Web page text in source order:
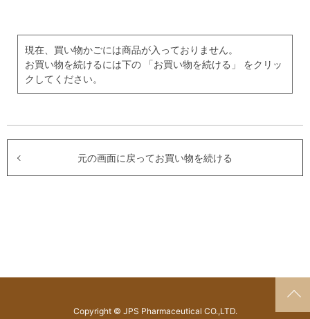
現在、買い物かごには商品が入っておりません。
お買い物を続けるには下の 「お買い物を続ける」 をクリッ
クしてください。
元の画面に戻ってお買い物を続ける
Copyright © JPS Pharmaceutical CO.,LTD.